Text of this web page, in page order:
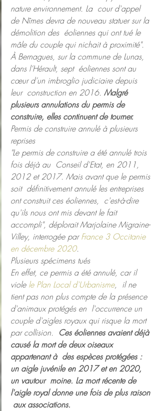
nature environnement. La  cour d'appel
de Nîmes devra de nouveau statuer sur la
démolition des  éoliennes qui ont tué le
mâle du couple qui nichait à proximité".
À Bernagues, sur la commune de Lunas,
dans l’Hérault, sept  éoliennes sont au
cœur d’un imbroglio judiciaire depuis
leur  construction en 2016. Malgré
plusieurs annulations du permis de
construire, elles continuent de tourner.
Permis de construire annulé à plusieurs
reprises
"Le permis de construire a été annulé trois
fois déjà au  Conseil d'Etat, en 2011,
2012 et 2017. Mais avant que le permis
soit  définitivement annulé les entreprises
ont construit ces éoliennes,  c'est-à-dire
qu'ils nous ont mis devant le fait
accompli", déplorait Marjolaine Migraine-
Villey, interrogée par France 3 Occitanie
en décembre 2020.
Plusieurs spécimens tués
En effet, ce permis a été annulé, car il
viole le Plan Local d'Urbanisme,  il ne
tient pas non plus compte de la présence
d'animaux protégés en  l'occurrence un
couple d'aigles royaux qui risque la mort
par collision. Ces éoliennes avaient déjà
causé la mort de deux oiseaux
appartenant à  des espèces protégées :
un aigle juvénile en 2017 et en 2020,
un vautour  moine. La mort récente de
l'aigle royal donne une fois de plus raison
aux associations.